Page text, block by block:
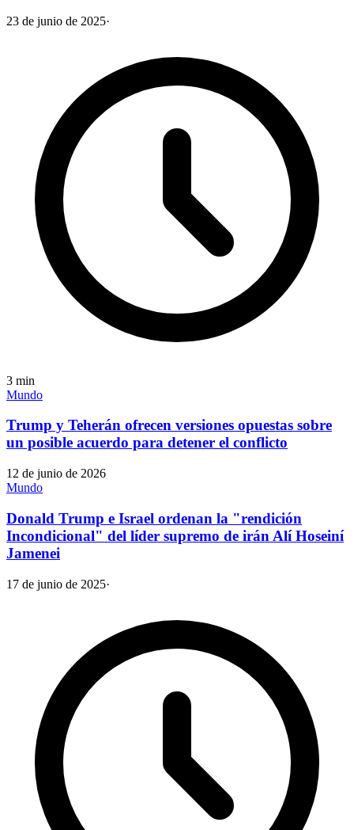
23 de junio de 2025·
3 min
Mundo
Trump y Teherán ofrecen versiones opuestas sobre
un posible acuerdo para detener el conflicto
12 de junio de 2026
Mundo
Donald Trump e Israel ordenan la "rendición
Incondicional" del líder supremo de irán Alí Hoseiní
Jamenei
17 de junio de 2025·